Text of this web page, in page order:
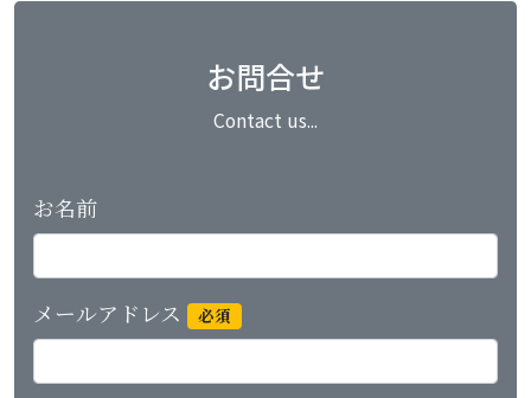
お問合せ
Contact us...
お名前
メールアドレス 必須